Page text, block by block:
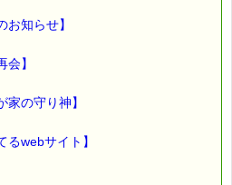
、
がとうございます。
知らせ】
】
の守り神】
webサイト】